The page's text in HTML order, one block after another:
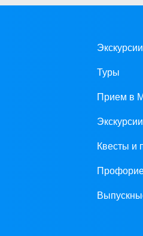
Экскурсии
Туры
Прием в
Квесты и